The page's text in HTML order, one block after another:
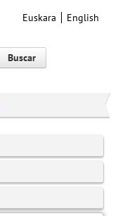
Euskara English
Buscar